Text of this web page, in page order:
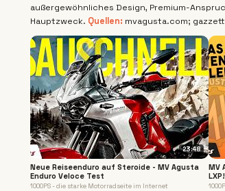
außergewöhnliches Design, Premium-
Hauptzweck. Quellen: mvagusta.com;
23:48
Neue Reiseenduro auf Steroide - MV Agusta
Enduro Veloce Test
1000PS - die starke Motorradseite im Internet
MV
LXP!